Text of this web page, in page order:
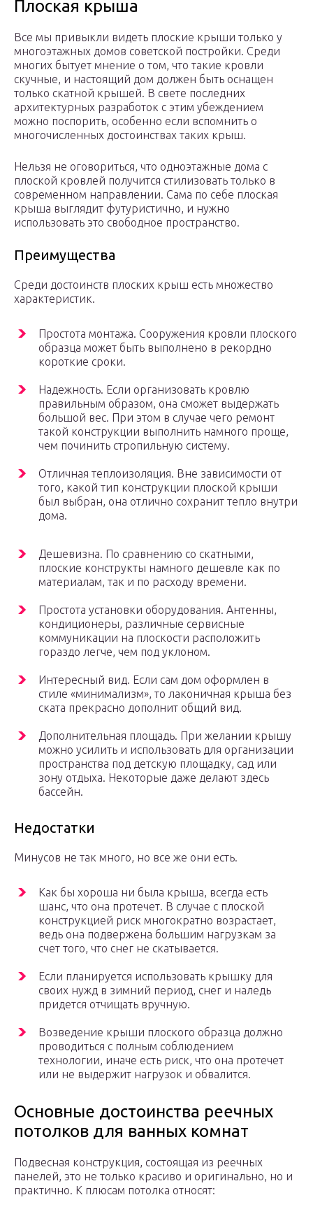
Плоская крыша
Все мы привыкли видеть плоские крыши только у
многоэтажных домов советской постройки. Среди
многих бытует мнение о том, что такие кровли
скучные, и настоящий дом должен быть оснащен
только скатной крышей. В свете последних
архитектурных разработок с этим убеждением
можно поспорить, особенно если вспомнить о
многочисленных достоинствах таких крыш.
Нельзя не оговориться, что одноэтажные дома с
плоской кровлей получится стилизовать только в
современном направлении. Сама по себе плоская
крыша выглядит футуристично, и нужно
использовать это свободное пространство.
Преимущества
Среди достоинств плоских крыш есть множество
характеристик.
Простота монтажа. Сооружения кровли плоского
образца может быть выполнено в рекордно
короткие сроки.
Надежность. Если организовать кровлю
правильным образом, она сможет выдержать
большой вес. При этом в случае чего ремонт
такой конструкции выполнить намного проще,
чем починить стропильную систему.
Отличная теплоизоляция. Вне зависимости от
того, какой тип конструкции плоской крыши
был выбран, она отлично сохранит тепло внутри
дома.
Дешевизна. По сравнению со скатными,
плоские конструкты намного дешевле как по
материалам, так и по расходу времени.
Простота установки оборудования. Антенны,
кондиционеры, различные сервисные
коммуникации на плоскости расположить
гораздо легче, чем под уклоном.
Интересный вид. Если сам дом оформлен в
стиле «минимализм», то лаконичная крыша без
ската прекрасно дополнит общий вид.
Дополнительная площадь. При желании крышу
можно усилить и использовать для организации
пространства под детскую площадку, сад или
зону отдыха. Некоторые даже делают здесь
бассейн.
Недостатки
Минусов не так много, но все же они есть.
Как бы хороша ни была крыша, всегда есть
шанс, что она протечет. В случае с плоской
конструкцией риск многократно возрастает,
ведь она подвержена большим нагрузкам за
счет того, что снег не скатывается.
Если планируется использовать крышку для
своих нужд в зимний период, снег и наледь
придется отчищать вручную.
Возведение крыши плоского образца должно
проводиться с полным соблюдением
технологии, иначе есть риск, что она протечет
или не выдержит нагрузок и обвалится.
Основные достоинства реечных
потолков для ванных комнат
Подвесная конструкция, состоящая из реечных
панелей, это не только красиво и оригинально, но и
практично. К плюсам потолка относят: